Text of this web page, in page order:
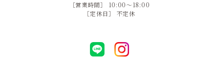
［営業時間］ 10:00～18:00
［定休日］ 不定休